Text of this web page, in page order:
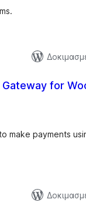
Gateway for
make payments